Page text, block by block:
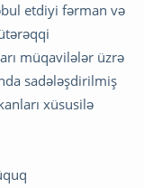
etdiyi fərman və
müqavilələr üzrə
sadələşdirilmiş
xüsusilə